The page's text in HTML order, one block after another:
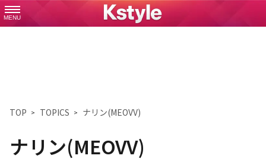
MENU
TOP TOPICS ナリン(MEOVV)
ナリン(MEOVV)